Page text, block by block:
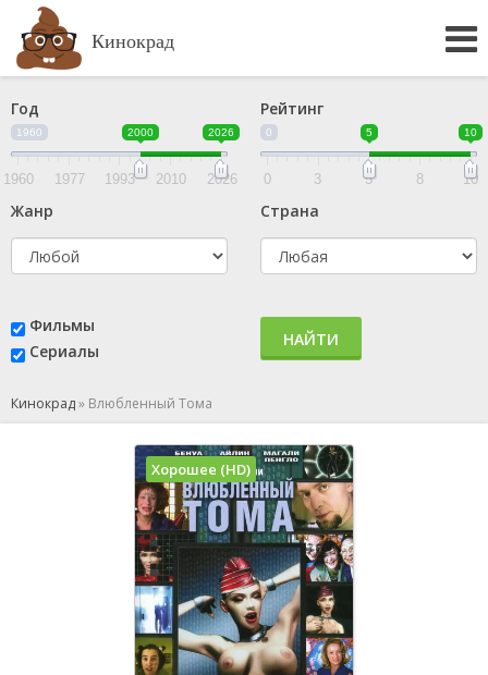
Кинокрад
Год
1960 2000 2026
1960 1977 1993 2010 2026
Рейтинг
0 5 10
0 3 5 8 10
Жанр Страна
Фильмы
Сериалы
НАЙТИ
Кинокрад» Влюбленный Тома
Хорошее (HD)